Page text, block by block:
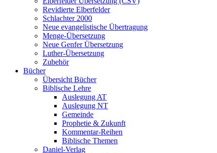
Revidierte Elberfelder
Schlachter 2000
Neue evangelistische Übertragung
Menge-Übersetzung
Neue Genfer Übersetzung
Luther-Übersetzung
Zubehör
Bücher
Übersicht Bücher
Biblische Lehre
Auslegung AT
Auslegung NT
Gemeinde
Prophetie & Zukunft
Kommentar-Reihen
Biblische Themen
Daniel-Verlag